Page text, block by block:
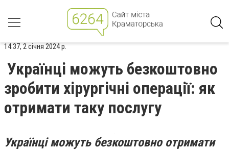
14:37, 2 січня 2024 р.
Українці можуть безкоштовно
зробити хірургічні операції: як
отримати таку послугу
Українці можуть безкоштовно отримати